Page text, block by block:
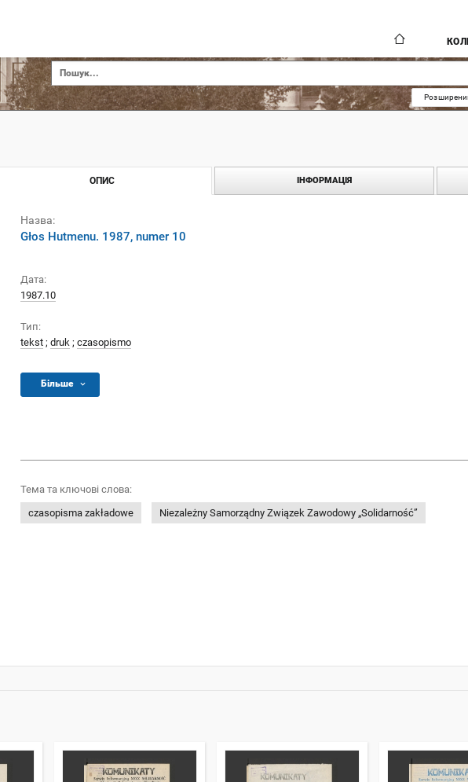
ОПИС ІНФОРМАЦІЯ
Назва:
Głos Hutmenu. 1987, numer 10
Дата:
1987.10
Тип:
tekst ; druk ; czasopismo
Більше
Тема та ключові слова:
czasopisma zakładowe
Niezależny Samorządny Związek Zawodowy „Solidarność”